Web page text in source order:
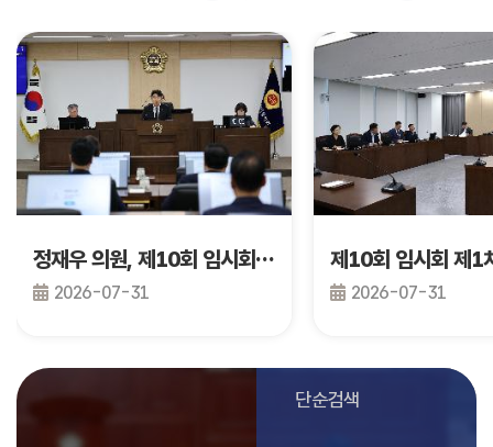
정재우 의원, 제10회 임시회 제2차 본회의 건의안 발의
2026-07-31 2026-07-31
단순검색